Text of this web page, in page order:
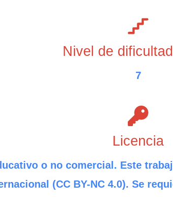
Nivel de
7
Licencia
o no comercial. Este
(CC BY-NC 4.0). Se